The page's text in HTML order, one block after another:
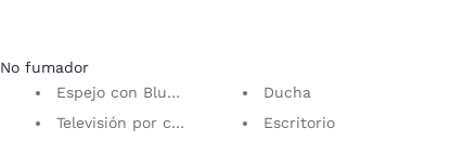
No fumador
Espejo con Bluetooth
Ducha
Televisión por cable/satélite
Escritorio